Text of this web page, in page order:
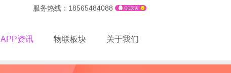
服务热线：18565484088
APP资讯 物联板块 关于我们